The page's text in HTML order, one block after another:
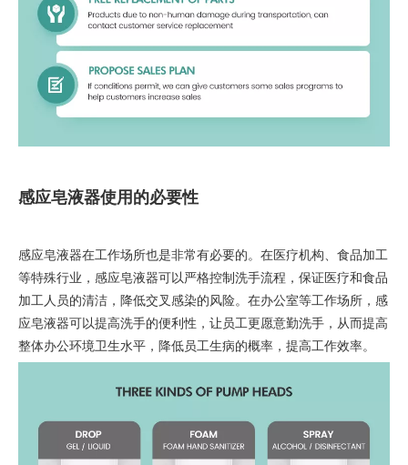
感应皂液器使用的必要性
感应皂液器在工作场所也是非常有必要的。在医疗机构、食品加工
等特殊行业，感应皂液器可以严格控制洗手流程，保证医疗和食品
加工人员的清洁，降低交叉感染的风险。在办公室等工作场所，感
应皂液器可以提高洗手的便利性，让员工更愿意勤洗手，从而提高
整体办公环境卫生水平，降低员工生病的概率，提高工作效率。